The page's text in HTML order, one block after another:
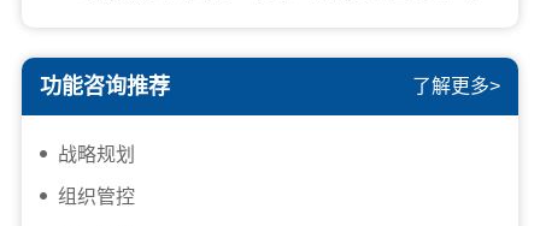
功能咨询推荐 了解更多>
战略规划
组织管控